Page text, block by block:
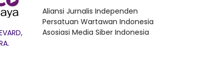
Aliansi Jurnalis Independen
Persatuan Wartawan Indonesia
Asosiasi Media Siber Indonesia